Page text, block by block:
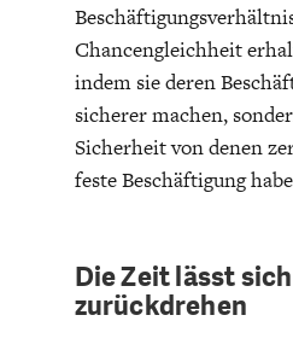
BGE-
Chancengleichheit
indem sie deren
sicherer machen,
Sicherheit von denen
feste Beschäftigung
Die Zeit lässt
zurückdrehen